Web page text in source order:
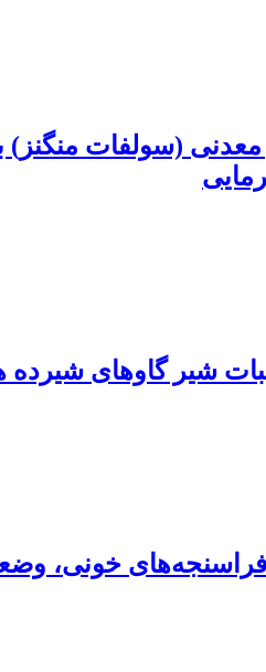
معدنی (سولفات
شیر گاوهای
فراسنجه‌های خونی،